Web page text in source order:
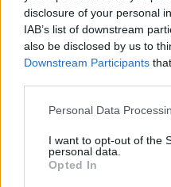
disclosure of your personal
IAB’s list of downstream
also be disclosed by us to
Downstream Participants
Personal Data
I want to opt-out of the
personal data.
Opted In